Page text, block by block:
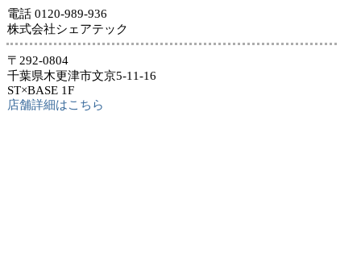
電話 0120-989-936
株式会社シェアテック
〒292-0804
千葉県木更津市文京5-11-16
ST×BASE 1F
店舗詳細はこちら